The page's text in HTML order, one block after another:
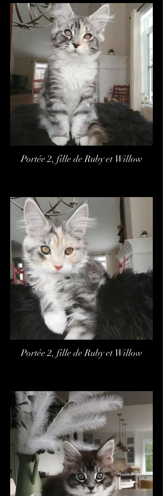
Portée 2, fille de Ruby et Willow
Portée 2, fille de Ruby et Willow